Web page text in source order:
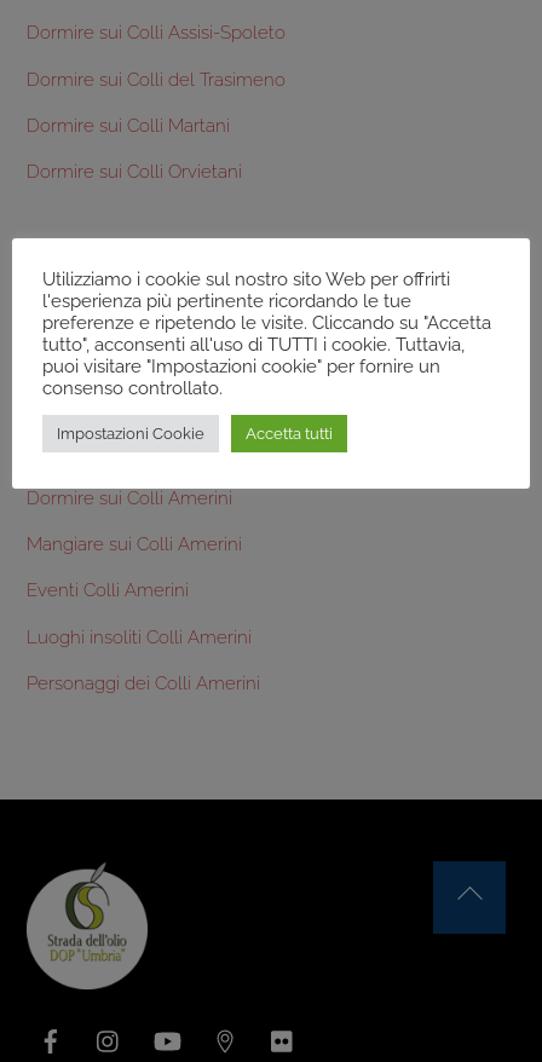
Dormire sui Colli Assisi-Spoleto
Dormire sui Colli del Trasimeno
Dormire sui Colli Martani
Dormire sui Colli Orvietani
Terre dei Colli Amerini
Frantoi Colli Amerini
Aziende Agricole Colli Amerini
Dormire sui Colli Amerini
Mangiare sui Colli Amerini
Eventi Colli Amerini
Luoghi insoliti Colli Amerini
Personaggi dei Colli Amerini
YouTube
Utilizziamo i cookie sul nostro sito Web per offrirti
l'esperienza più pertinente ricordando le tue
preferenze e ripetendo le visite. Cliccando su "Accetta
tutto", acconsenti all'uso di TUTTI i cookie. Tuttavia,
puoi visitare "Impostazioni cookie" per fornire un
consenso controllato.
Impostazioni Cookie Accetta tutti